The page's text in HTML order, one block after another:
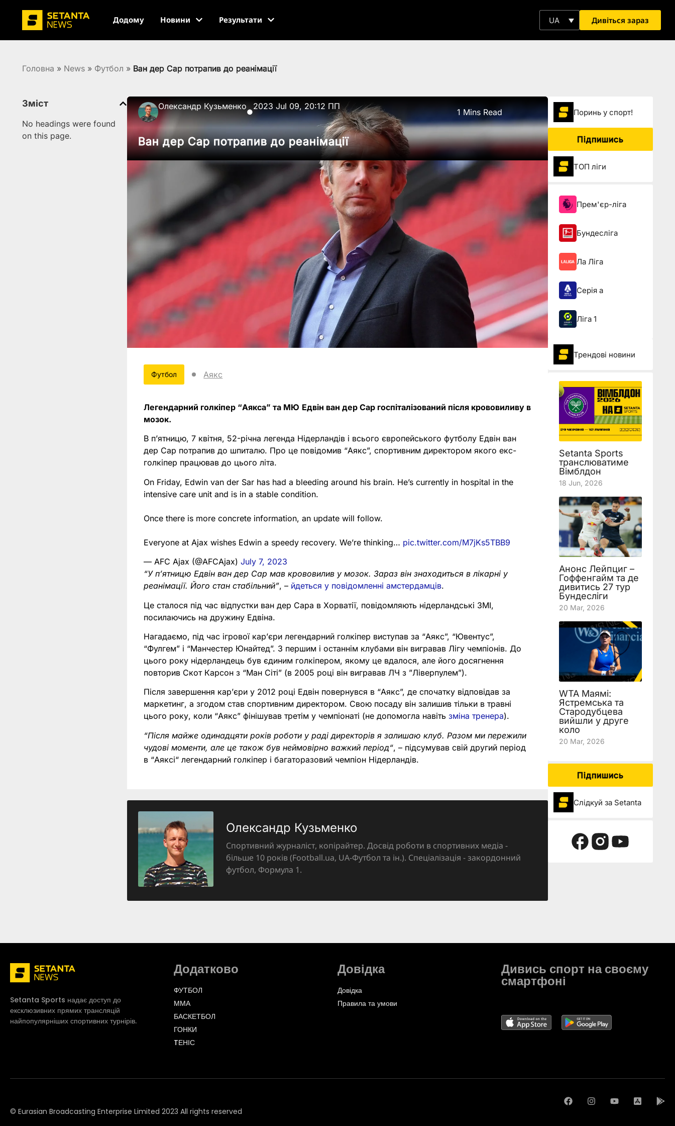
Додому Новини Результати UA Дивіться зараз
Головна » News » Футбол » Ван дер Сар потрапив до реанімації
Зміст
No headings were found
on this page.
Олександр Кузьменко
●
2023 Jul 09, 20:12 ПП
1 Mins Read
Ван дер Сар потрапив до реанімації
Футбол Аякс
Легендарний голкіпер “Аякса” та МЮ Едвін ван дер Сар госпіталізований після крововиливу в
мозок.
В п’ятницю, 7 квітня, 52-річна легенда Нідерландів і всього європейського футболу Едвін ван
дер Сар потрапив до шпиталю. Про це повідомив “Аякс”, спортивним директором якого екс-
голкіпер працював до цього літа.
On Friday, Edwin van der Sar has had a bleeding around his brain. He’s currently in hospital in the
intensive care unit and is in a stable condition.
Once there is more concrete information, an update will follow.
Everyone at Ajax wishes Edwin a speedy recovery. We’re thinking… pic.twitter.com/M7jKs5TBB9
— AFC Ajax (@AFCAjax)July 7, 2023
“У п’ятницю Едвін ван дер Сар мав крововилив у мозок. Зараз він знаходиться в лікарні у
реанімації. Його стан стабільний”, – йдеться у повідомленні амстердамців.
Це сталося під час відпустки ван дер Сара в Хорватії, повідомляють нідерландські ЗМІ,
посилаючись на дружину Едвіна.
Нагадаємо, під час ігрової кар’єри легендарний голкіпер виступав за “Аякс”, “Ювентус”,
“Фулгем” і “Манчестер Юнайтед”. З першим і останнім клубами він вигравав Лігу чемпіонів. До
цього року нідерландець був єдиним голкіпером, якому це вдалося, але його досягнення
повторив Скот Карсон з “Ман Сіті” (в 2005 році він вигравав ЛЧ з ”Ліверпулем”).
Після завершення кар’єри у 2012 році Едвін повернувся в “Аякс”, де спочатку відповідав за
маркетинг, а згодом став спортивним директором. Свою посаду він залишив тільки в травні
цього року, коли “Аякс” фінішував третім у чемпіонаті (не допомогла навітьзміна тренера).
“Після майже одинадцяти років роботи у раді директорів я залишаю клуб. Разом ми пережили
чудові моменти, але це також був неймовірно важкий період“, – підсумував свій другий період
в “Аяксі“ легендарний голкіпер і багаторазовий чемпіон Нідерландів.
Олександр Кузьменко
Спортивний журналіст, копірайтер. Досвід роботи в спортивних медіа -
більше 10 років (Football.ua, UA-Футбол та ін.). Спеціалізація - закордонний
футбол, Формула 1.
Поринь у спорт!
Підпишись
ТОП ліги
Прем'єр-ліга
Бундесліга
Ла Ліга
Серія а
Ліга 1
Трендові новини
Setanta Sports
транслюватиме
Вімблдон
18 Jun, 2026
Анонс Лейпциг –
Гоффенгайм та де
дивитись 27 тур
Бундесліги
20 Mar, 2026
WTA Маямі:
Ястремська та
Стародубцева
вийшли у друге
коло
20 Mar, 2026
Підпишись
Слідкуй за Setanta
Setanta Sports надає доступ до
ексклюзивних прямих трансляцій
найпопулярніших спортивних турнірів.
Додатково
ФУТБОЛ
ММА
БАСКЕТБОЛ
ГОНКИ
TЕНІС
Довідка
Довідка
Правила та умови
Дивись спорт на своєму
смартфоні
© Eurasian Broadcasting Enterprise Limited 2023 All rights reserved